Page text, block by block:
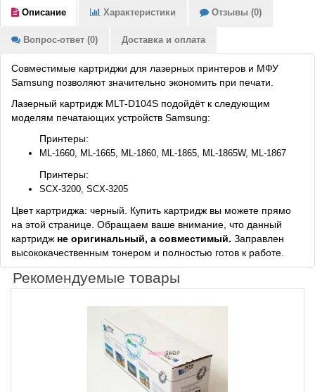
Описание Характеристики Отзывы (0)
Вопрос-ответ (0) Доставка и оплата
Совместимые картриджи для лазерных принтеров и МФУ
Samsung позволяют значительно экономить при печати.
Лазерный картридж MLT-D104S подойдёт к следующим
моделям печатающих устройств Samsung:
Принтеры:
ML-1660, ML-1665, ML-1860, ML-1865, ML-1865W, ML-1867
Принтеры:
SCX-3200, SCX-3205
Цвет картриджа: черный. Купить картридж вы можете прямо
на этой странице. Обращаем ваше внимание, что данный
картридж не оригинальный, а совместимый. Заправлен
высококачественным тонером и полностью готов к работе.
Рекомендуемые товары